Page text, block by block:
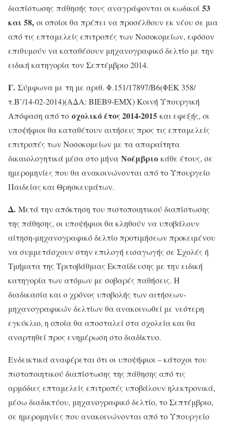
διαπίστωσης πάθησής τους αναγράφονται οι κωδικοί 53
και 58, οι οποίοι θα πρέπει να προσέλθουν εκ νέου σε μια
από τις επταμελείς επιτροπές των Νοσοκομείων, εφόσον
επιθυμούν να καταθέσουν μηχανογραφικό δελτίο με την
ειδική κατηγορία τον Σεπτέμβριο 2014.
Γ. Σύμφωνα με τη με αριθ. Φ.151/17897/Β6(ΦΕΚ 358/
τ.Β’/14-02-2014)(ΑΔΑ: ΒΙΕΒ9-ΕΜΧ) Κοινή Υπουργική
Απόφαση από το σχολικό έτος 2014-2015 και εφεξής, οι
υποψήφιοι θα καταθέτουν αιτήσεις προς τις επταμελείς
επιτροπές των Νοσοκομείων με τα απαραίτητα
δικαιολογητικά μέσα στο μήνα Νοέμβριο κάθε έτους, σε
ημερομηνίες που θα ανακοινώνονται από το Υπουργείο
Παιδείας και Θρησκευμάτων.
Δ. Μετά την απόκτηση του πιστοποιητικού διαπίστωσης
της πάθησης, οι υποψήφιοι θα κληθούν να υποβάλουν
αίτηση-μηχανογραφικό δελτίο προτιμήσεων προκειμένου
να συμμετάσχουν στην επιλογή εισαγωγής σε Σχολές ή
Τμήματα της Τριτοβάθμιας Εκπαίδευσης με την ειδική
κατηγορία των ατόμων με σοβαρές παθήσεις. Η
διαδικασία και ο χρόνος υποβολής των αιτήσεων-
μηχανογραφικών δελτίων θα ανακοινωθεί με νεότερη
εγκύκλιο, η οποία θα αποσταλεί στα σχολεία και θα
αναρτηθεί προς ενημέρωση στο διαδίκτυο.
Ενδεικτικά αναφέρεται ότι οι υποψήφιοι – κάτοχοι του
πιστοποιητικού διαπίστωσης της πάθησης από τις
αρμόδιες επταμελείς επιτροπές υποβάλουν ηλεκτρονικά,
μέσω διαδικτύου, μηχανογραφικό δελτίο, το Σεπτέμβριο,
σε ημερομηνίες που ανακοινώνονται από το Υπουργείο